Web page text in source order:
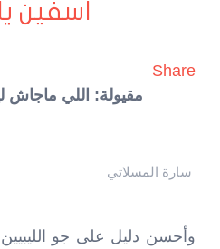
آسفين
Share
مقيولة: اللي ماجاش
سارة المسلاتي
وأحسن دليل على جو